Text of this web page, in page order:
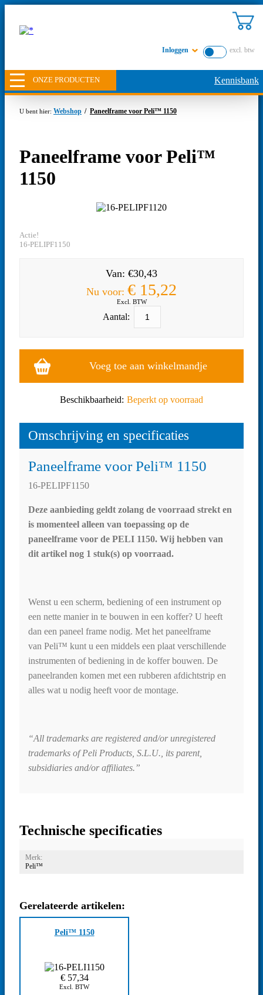
Inloggen
ONZE PRODUCTEN Kennisbank
excl. btw
Webshop Paneelframe voor Peli™ 1150
Paneelframe voor Peli™
1150
Actie!
16-PELIPF1150
Van: €30,43
Nu voor: € 15,22
Excl. BTW
Aantal:
Voeg toe aan winkelmandje
Beschikbaarheid: Beperkt op voorraad
Omschrijving en specificaties
Paneelframe voor Peli™ 1150
16-PELIPF1150
Deze aanbieding geldt zolang de voorraad strekt en
is momenteel alleen van toepassing op de
paneelframe voor de PELI 1150. Wij hebben van
dit artikel nog 1 stuk(s) op voorraad.
Wenst u een scherm, bediening of een instrument op
een nette manier in te bouwen in een koffer? U heeft
dan een paneel frame nodig. Met het paneelframe
van Peli™ kunt u een middels een plaat verschillende
instrumenten of bediening in de koffer bouwen. De
paneelranden komen met een rubberen afdichtstrip en
alles wat u nodig heeft voor de montage.
“All trademarks are registered and/or unregistered
trademarks of Peli Products, S.L.U., its parent,
subsidiaries and/or affiliates.”
Technische specificaties
Merk:
Peli™
Gerelateerde artikelen:
Peli™ 1150
€ 57,34
Excl. BTW